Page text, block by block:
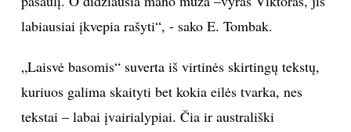
INTERJERAS
NAMAI
VIRTUVĖ
labiausiai įkvepia rašyti“, - sako E. Tombak.
„Laisvė basomis“ suverta iš virtinės skirtingų tekstų,
kuriuos galima skaityti bet kokia eilės tvarka, nes
tekstai – labai įvairialypiai. Čia ir australiški